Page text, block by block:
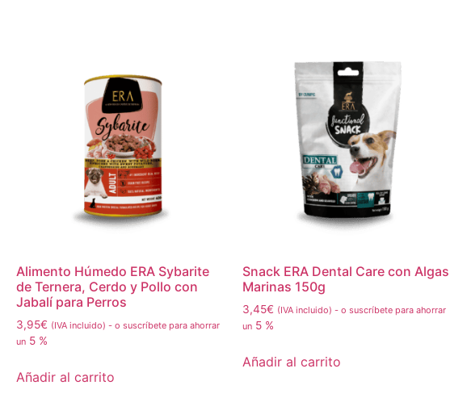
Alimento Húmedo ERA Sybarite
de Ternera, Cerdo y Pollo con
Jabalí para Perros
3,95€ (IVA incluido) - o suscríbete para ahorrar
un 5 %
Añadir al carrito
Snack ERA Dental Care con Algas
Marinas 150g
3,45€ (IVA incluido) - o suscríbete para ahorrar
un 5 %
Añadir al carrito